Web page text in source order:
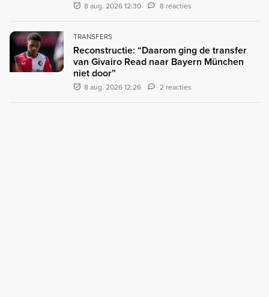
8 aug. 2026 12:30 8 reacties
TRANSFERS
Reconstructie: “Daarom ging de transfer
van Givairo Read naar Bayern München
niet door”
8 aug. 2026 12:26 2 reacties